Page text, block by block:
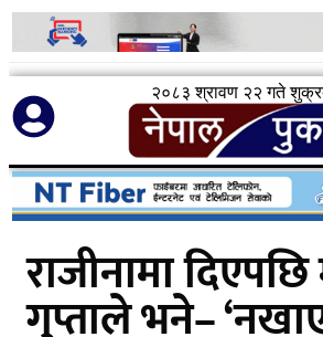
२०८३ श्रावण २२ गते
राजीनामा दिएपछि
गुप्ताले भने–